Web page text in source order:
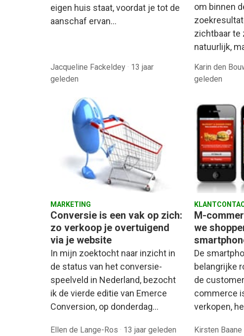
eigen huis staat, voordat je tot de
aanschaf ervan…
Jacqueline Fackeldey · 13 jaar
geleden
om binnen
zichtbaar te
natuurlijk,
Karin den
geleden
MARKETING
Conversie is een vak op zich:
zo verkoop je overtuigend
via je website
In mijn zoektocht naar inzicht in
de status van het conversie-
speelveld in Nederland, bezocht
ik de vierde editie van Emerce
Conversion, op donderdag…
Ellen de Lange-Ros · 13 jaar geleden
M-
we
De
belangrijke
de
commerce
verkopen,
Kirsten Baane